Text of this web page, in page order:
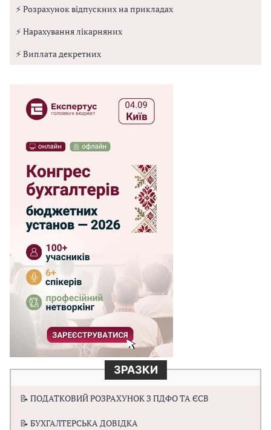
⚡ Розрахунок відпускних на прикладах
⚡ Нарахування лікарняних
⚡ Виплата декретних
ЗРАЗКИ
📝 ПОДАТКОВИЙ РОЗРАХУНОК З ПДФО ТА ЄСВ
📝 БУХГАЛТЕРСЬКА ДОВІДКА